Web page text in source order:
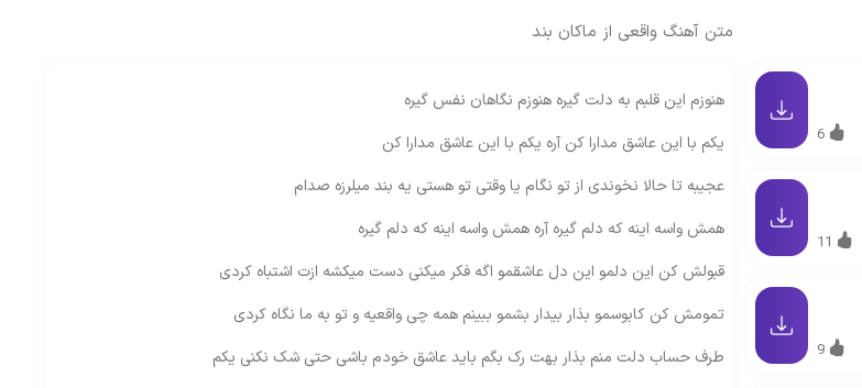
متن آهنگ واقعی از ماکان بند
هنوزم این قلبم به دلت گیره هنوزم نگاهان نفس گیره
یکم با این عاشق مدارا کن آره یکم با این عاشق مدارا کن
عجیبه تا حالا نخوندی از تو نگام یا وقتی تو هستی یه بند میلرزه صدام
همش واسه اینه که دلم گیره آره همش واسه اینه که دلم گیره
قبولش کن این دلمو این دل عاشقمو اگه فکر میکنی دست میکشه ازت اشتباه کردی
تمومش کن کابوسمو بذار بیدار بشمو ببینم همه چی واقعیه و تو به ما نگاه کردی
طرف حساب دلت منم بذار بهت رک بگم باید عاشق خودم باشی حتی شک نکنی یکم
6
11
9